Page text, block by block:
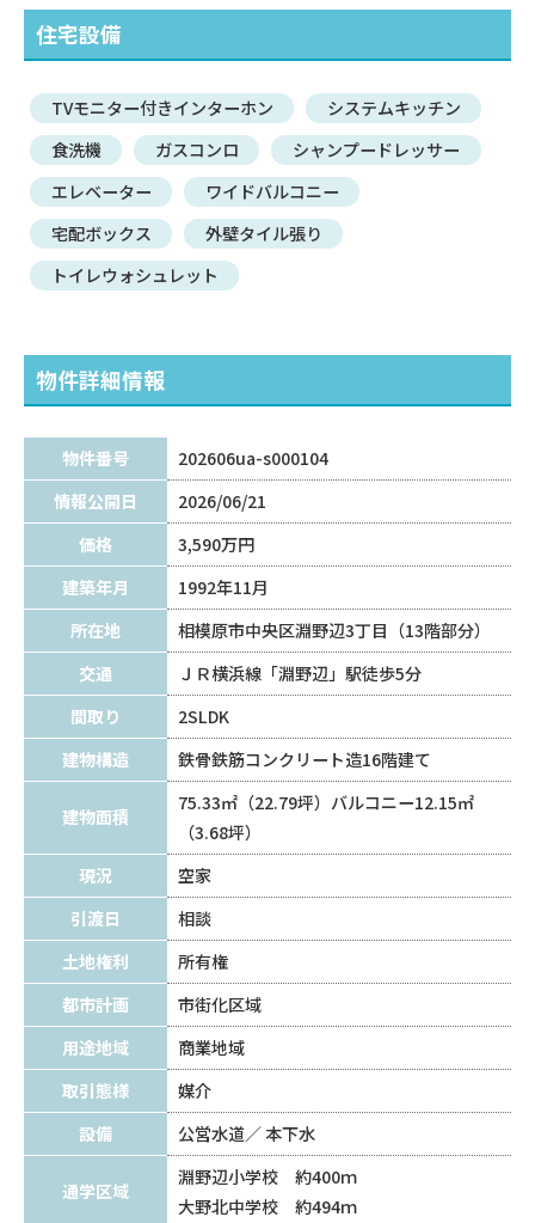
住宅設備
TVモニター付きインターホン
システムキッチン
食洗機
ガスコンロ
シャンプードレッサー
エレベーター
ワイドバルコニー
宅配ボックス
外壁タイル張り
トイレウォシュレット
物件詳細情報
物件番号
202606ua-s000104
情報公開日
2026/06/21
価格
3,590万円
建築年月
1992年11月
所在地
相模原市中央区淵野辺3丁目（13階部分）
交通
ＪＲ横浜線「淵野辺」駅徒歩5分
間取り
2SLDK
建物構造
鉄骨鉄筋コンクリート造16階建て
建物面積
75.33㎡（22.79坪）バルコニー12.15㎡
（3.68坪）
現況
空家
引渡日
相談
土地権利
所有権
都市計画
市街化区域
用途地域
商業地域
取引態様
媒介
設備
公営水道 本下水
通学区域
淵野辺小学校 約400ｍ
大野北中学校 約494ｍ